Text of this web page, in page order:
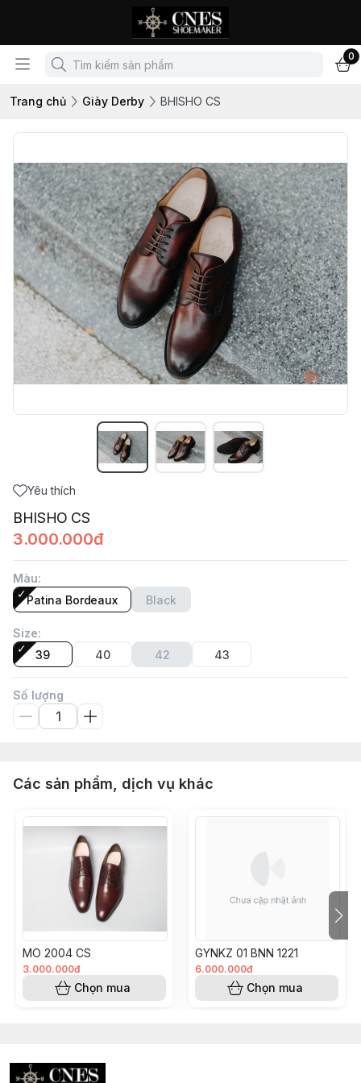
0
Trang chủ Giày Derby BHISHO CS
Yêu thích
BHISHO CS
3.000.000đ
Màu:
Patina Bordeaux
Black
Size:
39
40 42 43
Số lượng
Các sản phẩm, dịch vụ khác
MO 2004 CS
3.000.000đ
Chọn mua
GYNKZ 01 BNN 1221
6.000.000đ
Chọn mua